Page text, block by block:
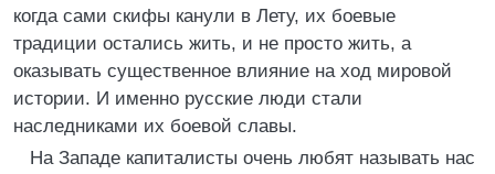
когда сами скифы канули в Лету, их боевые
традиции остались жить, и не просто жить, а
оказывать существенное влияние на ход мировой
истории. И именно русские люди стали
наследниками их боевой славы.
На Западе капиталисты очень любят называть нас